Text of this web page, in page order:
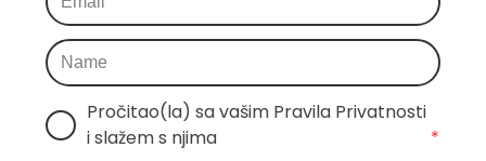
Pročitao(la) sa vašim Pravila Privatnosti
i slažem s njima
*